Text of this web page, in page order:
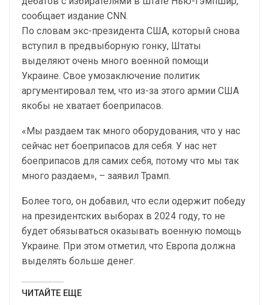
сообщает издание CNN.
По словам экс-президента США, который снова
вступил в предвыборную гонку, Штаты
выделяют очень много военной помощи
Украине. Свое умозаключение политик
аргументировал тем, что из-за этого армии США
якобы не хватает боеприпасов.
«Мы раздаем так много оборудования, что у нас
сейчас нет боеприпасов для себя. У нас нет
боеприпасов для самих себя, потому что мы так
много раздаем», – заявил Трамп.
Более того, он добавил, что если одержит победу
на президентских выборах в 2024 году, то не
будет обязываться оказывать военную помощь
Украине. При этом отметил, что Европа должна
выделять больше денег.
ЧИТАЙТЕ ЕЩЕ